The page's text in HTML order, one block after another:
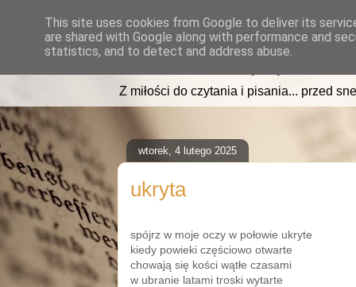
read2sleep.pl
Z miłości do czytania i pisania... przed
wtorek, 4 lutego 2025
ukryta
spójrz w moje oczy w połowie ukryte
kiedy powieki częściowo otwarte
chowają się kości wątłe czasami
w ubranie latami troski wytarte
This site uses cookies from Google to deliver its
are shared with Google along with performance and
statistics, and to detect and address abuse.